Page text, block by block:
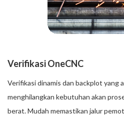
Verifikasi OneCNC
Verifikasi dinamis dan backplot yang
menghilangkan kebutuhan akan
berat. Mudah memastikan jalur